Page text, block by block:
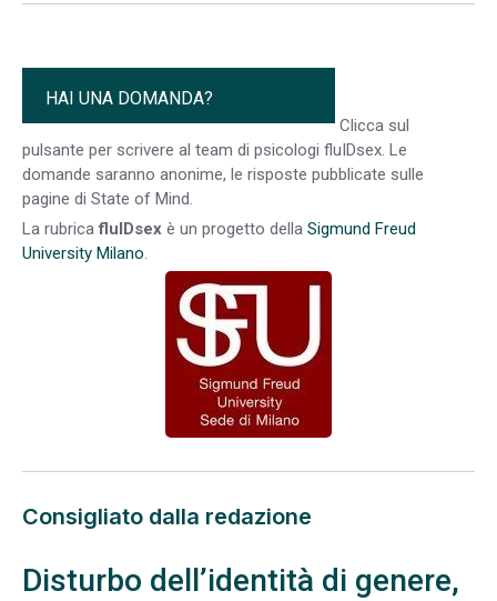
HAI UNA DOMANDA?
Clicca sul
pulsante per scrivere al team di psicologi fluIDsex. Le
domande saranno anonime, le risposte pubblicate sulle
pagine di State of Mind.
La rubricafluIDsex è un progetto della Sigmund Freud
University Milano.
Consigliato dalla redazione
Disturbo dell’identità di genere,